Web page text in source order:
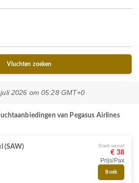
Vluchten zoeken
2026 om 05:28 GMT+0
van Pegasus Airlines
(SAW)
Start vanaf
€ 38
Prijs/Pax
Boek